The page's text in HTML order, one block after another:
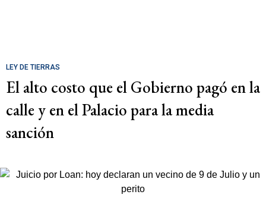
LEY DE TIERRAS
El alto costo que el Gobierno pagó en la
calle y en el Palacio para la media
sanción